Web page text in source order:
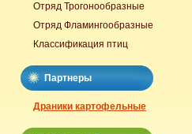
Отряд Трогонообразные
Отряд Фламингообразные
Классификация птиц
Партнеры
Драники картофельные